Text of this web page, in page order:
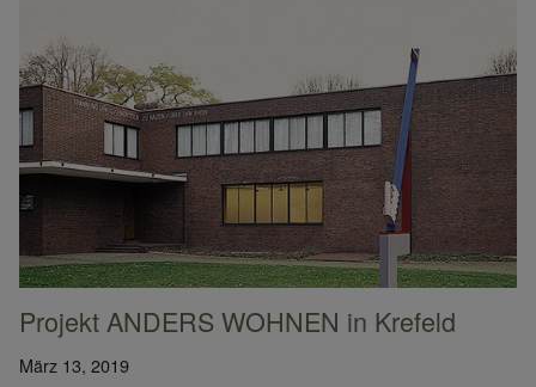
LICHT-und Klanginstallation „cos/sin“ von Robert Henke im SANAA-
Projekt ANDERS WOHNEN in Krefeld
März 13, 2019